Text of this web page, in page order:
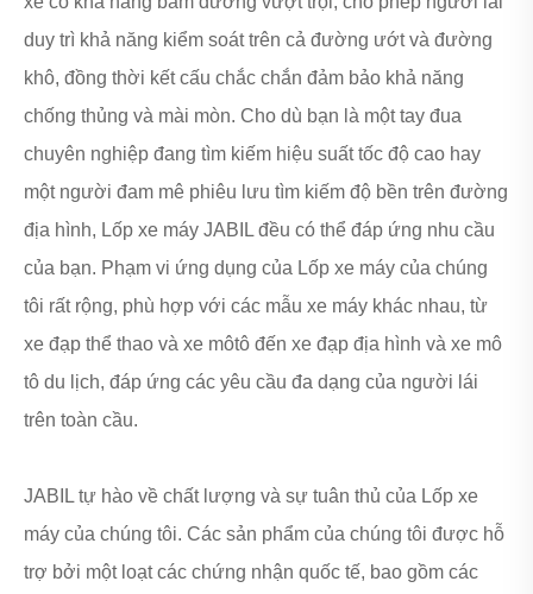
duy trì khả năng kiểm soát trên cả đường ướt và đường
khô, đồng thời kết cấu chắc chắn đảm bảo khả năng
chống thủng và mài mòn. Cho dù bạn là một tay đua
chuyên nghiệp đang tìm kiếm hiệu suất tốc độ cao hay
một người đam mê phiêu lưu tìm kiếm độ bền trên đường
địa hình, Lốp xe máy JABIL đều có thể đáp ứng nhu cầu
của bạn. Phạm vi ứng dụng của Lốp xe máy của chúng
tôi rất rộng, phù hợp với các mẫu xe máy khác nhau, từ
xe đạp thể thao và xe môtô đến xe đạp địa hình và xe mô
tô du lịch, đáp ứng các yêu cầu đa dạng của người lái
trên toàn cầu.
JABIL tự hào về chất lượng và sự tuân thủ của Lốp xe
máy của chúng tôi. Các sản phẩm của chúng tôi được hỗ
trợ bởi một loạt các chứng nhận quốc tế, bao gồm các